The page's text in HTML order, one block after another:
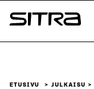
Siirry
suoraan
Sitra
ETUSIVU JULKAISU